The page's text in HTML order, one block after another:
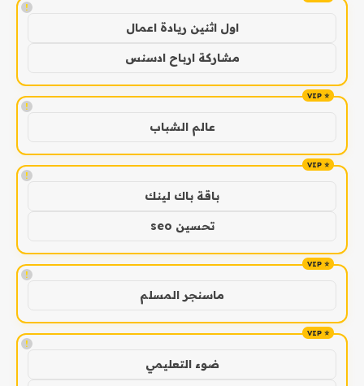
!
اول اثنين ريادة اعمال
مشاركة ارباح ادسنس
!
عالم الشباب
!
باقة باك لينك
تحسين seo
!
ماسنجر المسلم
!
ضوء التعليمي